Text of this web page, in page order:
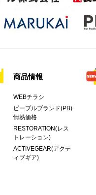
商品情報
WEBチラシ
ピープルブランド(PB)
情熱価格
RESTORATION(レス
トレーション)
ACTIVEGEAR(アクテ
ィブギア)